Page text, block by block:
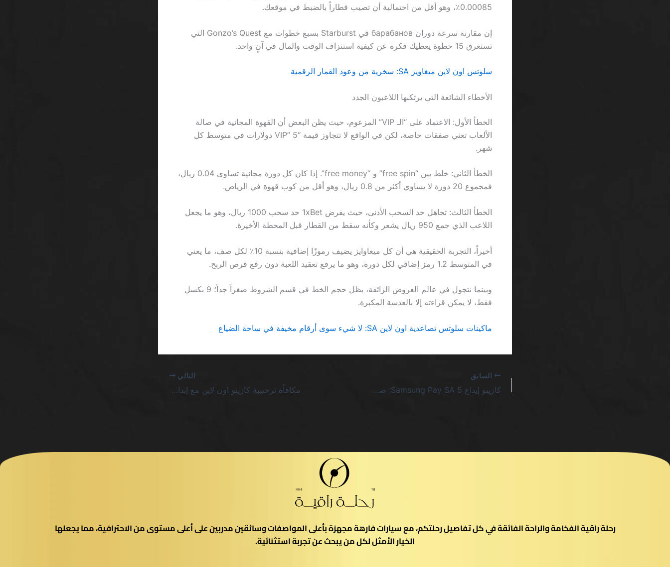
0.00085٪، وهو أقل من احتمالية أن تصيب قطاراً بالضبط في موقعك.
إن مقارنة سرعة دوران барабанов في Starburst بسبع خطوات مع Gonzo’s Quest التي
تستغرق 15 خطوة يعطيك فكرة عن كيفية استنزاف الوقت والمال في آنٍ واحد.
سلوتس اون لاين ميغاويز SA: سخرية من وعود القمار الرقمية
الأخطاء الشائعة التي يرتكبها اللاعبون الجدد
الخطأ الأول: الاعتماد على “الـ VIP” المزعوم، حيث يظن البعض أن القهوة المجانية في صالة
الألعاب تعني صفقات خاصة، لكن في الواقع لا تتجاوز قيمة “VIP” 5 دولارات في متوسط كل
شهر.
الخطأ الثاني: خلط بين “free spin” و “free money”. إذا كان كل دورة مجانية تساوي 0.04 ريال،
فمجموع 20 دورة لا يساوي أكثر من 0.8 ريال، وهو أقل من كوب قهوة في الرياض.
الخطأ الثالث: تجاهل حد السحب الأدنى، حيث يفرض 1xBet حد سحب 1000 ريال، وهو ما يجعل
اللاعب الذي جمع 950 ريال يشعر وكأنه سقط من القطار قبل المحطة الأخيرة.
أخيراً، التجربة الحقيقية هي أن كل ميغاوايز يضيف رموزًا إضافية بنسبة 10٪ لكل صف، ما يعني
في المتوسط 1.2 رمز إضافي لكل دورة، وهو ما يرفع تعقيد اللعبة دون رفع فرص الربح.
وبينما نتجول في عالم العروض الزائفة، يظل حجم الخط في قسم الشروط صغراً جداً؛ 9 بكسل
فقط، لا يمكن قراءته إلا بالعدسة المكبرة.
ماكينات سلوتس تصاعدية اون لاين SA: لا شيء سوى أرقام مخيفة في ساحة الضياع
السابق
كازينو إيداع 5 Samsung Pay SA: صدمة الحقيقة وراء الوعود اللامحدودة
التالي
مكافأة ترحيبية كازينو اون لاين مع إيداع SA: حقيقة القسوة خلف الإعلانات
رحلة راقية الفخامة والراحة الفائقة في كل تفاصيل رحلتكم، مع سيارات فارهة مجهزة بأعلى المواصفات وسائقين مدربين على أعلى مستوى من الاحترافية، مما يجعلها
الخيار الأمثل لكل من يبحث عن تجربة استثنائية.